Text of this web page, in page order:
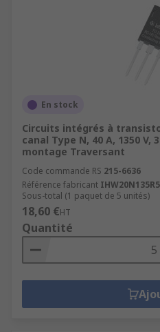
En stock
Circuits intégrés à
canal Type N, 40 A, 1350 V,
montage Traversant
Code commande RS 215-6636
Référence fabricant
Sous-total (1 paquet de 5 unités)
18,60 €HT
Quantité